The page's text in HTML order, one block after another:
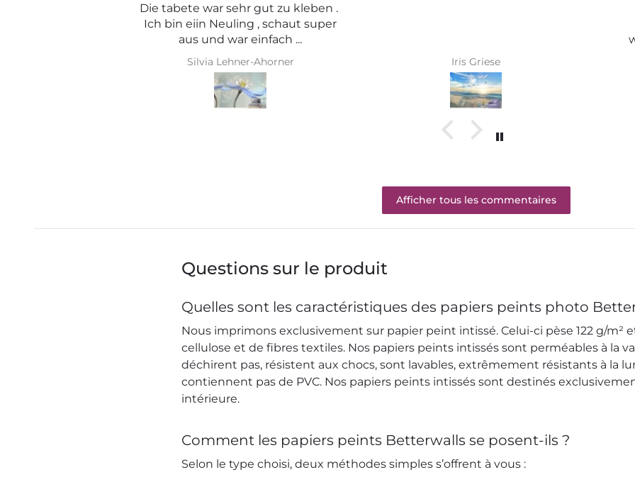
Iris Griese
Qualität .
Karin Bader
Afficher tous les commentaires
Questions sur le produit
Quelles sont les caractéristiques des papiers peints photo
Nous imprimons exclusivement sur papier peint intissé. Celui-ci pèse 122 g/m²
cellulose et de fibres textiles. Nos papiers peints intissés sont perméables à la
déchirent pas, résistent aux chocs, sont lavables, extrêmement résistants à la
contiennent pas de PVC. Nos papiers peints intissés sont destinés
intérieure.
Comment les papiers peints Betterwalls se posent-ils ?
Selon le type choisi, deux méthodes simples s’offrent à vous :